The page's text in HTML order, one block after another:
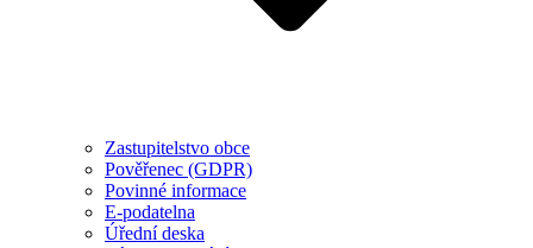
Zastupitelstvo obce
Pověřenec (GDPR)
Povinné informace
E-podatelna
Úřední deska